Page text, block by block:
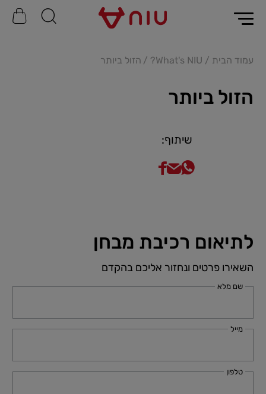
עמוד הבית What's NIU? הזול ביותר
הזול ביותר
שיתוף:
לתיאום רכיבת מבחן
השאירו פרטים ונחזור אליכם בהקדם
שם מלא
מייל
טלפון